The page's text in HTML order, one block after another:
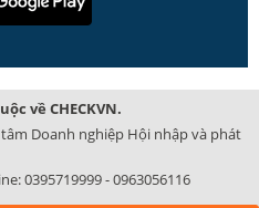
về CHECKVN.
Doanh nghiệp Hội nhập và phát
0395719999-0963056116